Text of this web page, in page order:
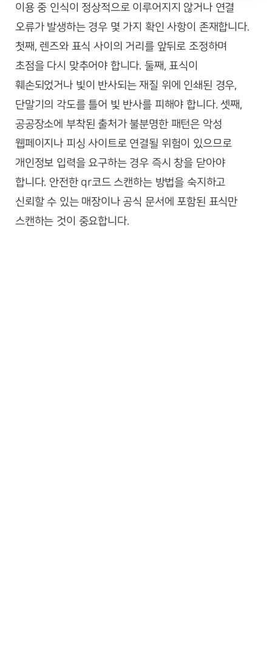
이용 중 인식이 정상적으로 이루어지지 않거나 연결
오류가 발생하는 경우 몇 가지 확인 사항이 존재합니다.
첫째, 렌즈와 표식 사이의 거리를 앞뒤로 조정하며
초점을 다시 맞추어야 합니다. 둘째, 표식이
훼손되었거나 빛이 반사되는 재질 위에 인쇄된 경우,
단말기의 각도를 틀어 빛 반사를 피해야 합니다. 셋째,
공공장소에 부착된 출처가 불분명한 패턴은 악성
웹페이지나 피싱 사이트로 연결될 위험이 있으므로
개인정보 입력을 요구하는 경우 즉시 창을 닫아야
합니다. 안전한 qr코드 스캔하는 방법을 숙지하고
신뢰할 수 있는 매장이나 공식 문서에 포함된 표식만
스캔하는 것이 중요합니다.